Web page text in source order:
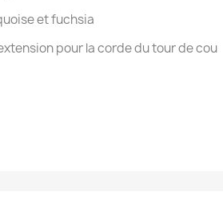
et fuchsia
pour la corde du tour de cou